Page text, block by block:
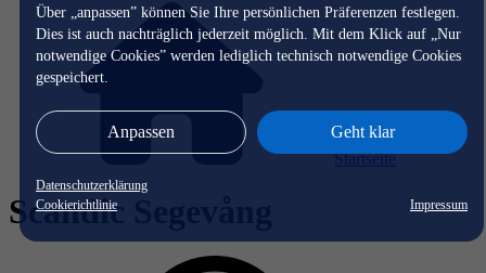
Über „anpassen” können Sie Ihre persönlichen Präferenzen festlegen.
Dies ist auch nachträglich jederzeit möglich. Mit dem Klick auf „Nur
notwendige Cookies” werden lediglich technisch notwendige Cookies
gespeichert.
Anpassen Geht klar
Datenschutzerklärung
Cookierichtlinie
Impressum
Startseite
Scandic Segevång